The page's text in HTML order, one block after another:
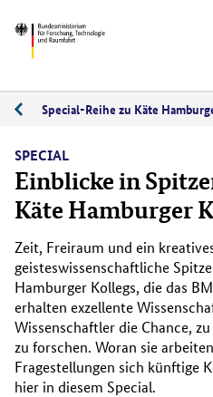
zum
(Eingabetaste)
zum
(Eingabetaste)
zur
(Eingabetaste)
BMFTR
Specials
Special-Reihe zu Käte
SPECIAL
Einblicke in
Käte Hamburger
Zeit, Freiraum und ein
geisteswissenschaftliche
Hamburger Kollegs, die das
erhalten exzellente
Wissenschaftler die Chance,
zu forschen. Woran sie
Fragestellungen sich künftige
hier in diesem Special.